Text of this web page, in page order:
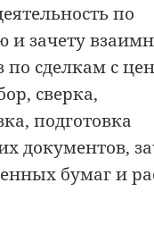
по
и зачету
по сделкам с
сверка,
подготовка
документов,
бумаг и